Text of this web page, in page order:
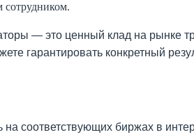
сотрудником.
— это ценный клад на рынке
гарантировать конкретный
на соответствующих биржах в